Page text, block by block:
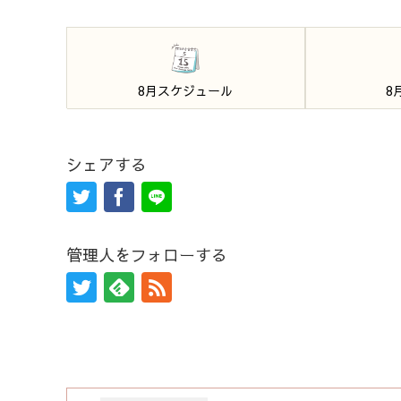
8月スケジュール 8
シェアする
管理人をフォローする